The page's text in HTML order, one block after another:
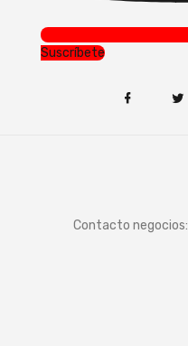
Suscríbete
Contacto negocios: